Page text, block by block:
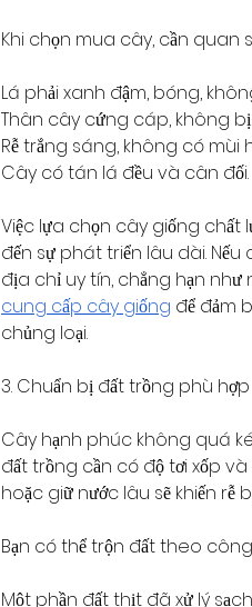
Khi chọn mua cây, cần quan
Lá phải xanh đậm, bóng,
Thân cây cứng cáp, không
Rễ trắng sáng, không có mùi
Cây có tán lá đều và cân đối.
Việc lựa chọn cây giống chất
đến sự phát triển lâu dài.
địa chỉ uy tín, chẳng hạn như
cung cấp cây giống để đảm
chủng loại.
3. Chuẩn bị đất trồng phù hợp
Cây hạnh phúc không quá
đất trồng cần có độ tơi xốp
hoặc giữ nước lâu sẽ khiến rễ
Bạn có thể trộn đất theo
Một phần đất thịt đã xử lý